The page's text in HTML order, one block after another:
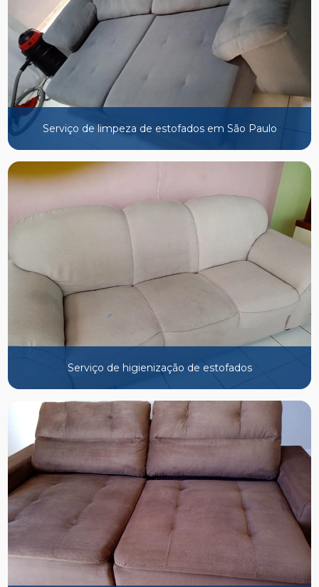
Serviço de limpeza de estofados em São Paulo
Serviço de higienização de estofados